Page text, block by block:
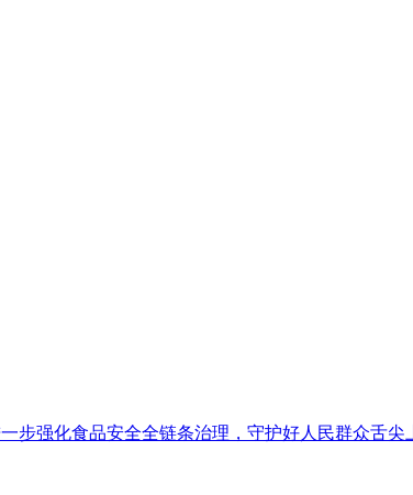
强化食品安全全链条治理，守护好人民群众舌尖